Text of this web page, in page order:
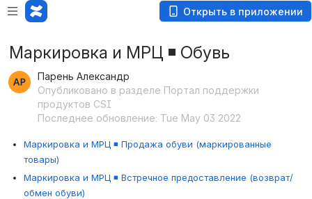
Открыть в приложении
Маркировка и МРЦ ◾️ Обувь
Парень Александр
Опубликовано в разделе Портал поддержки
продуктов CSI
Последнее обновление: Tue May 03 2022
Маркировка и МРЦ ◾️ Продажа обуви (маркированные
товары)
Маркировка и МРЦ ◾️ Встречное предоставление (возврат/
обмен обуви)